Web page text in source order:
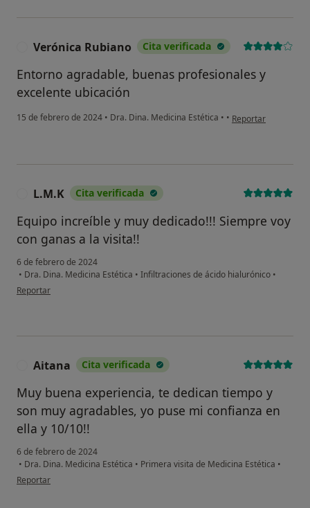
Verónica Rubiano Cita verificada
Entorno agradable, buenas profesionales y
excelente ubicación
15 de febrero de 2024 • Dra. Dina. Medicina Estética • • en opinión del
Reportar
L.M.K Cita verificada
Equipo increíble y muy dedicado!!! Siempre voy
con ganas a la visita!!
6 de febrero de 2024
• Dra. Dina. Medicina Estética • Infiltraciones de ácido hialurónico •
en opinión del usuario L.M.K
Reportar
Aitana Cita verificada
Muy buena experiencia, te dedican tiempo y
son muy agradables, yo puse mi confianza en
ella y 10/10!!
6 de febrero de 2024
• Dra. Dina. Medicina Estética • Primera visita de Medicina Estética •
en opinión del usuario Aitana
Reportar